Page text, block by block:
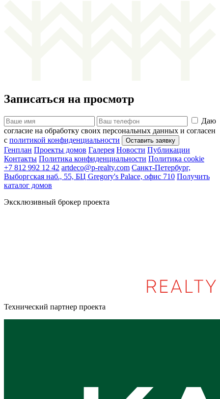
Записаться на просмотр
Даю
согласие на обработку своих персональных данных и согласен
с политикой конфиденциальности
Генплан Проекты домов Галерея Новости Публикации
Контакты Политика конфиденциальности Политика cookie
+7 812 992 12 42 artdeco@p-realty.com Санкт-Петербург,
Выборгская наб., 55, БЦ Gregory's Palace, офис 710 Получить
каталог домов
Эксклюзивный брокер проекта
Технический партнер проекта